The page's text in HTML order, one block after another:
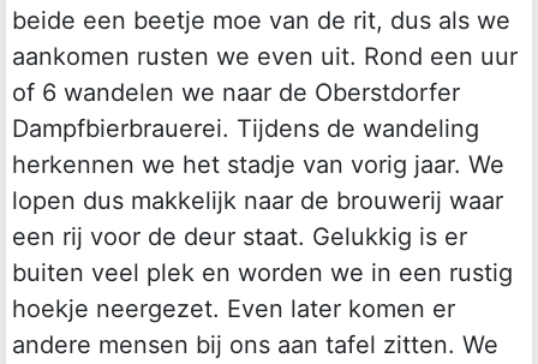
beide een beetje moe van de rit, dus als we
aankomen rusten we even uit. Rond een uur
of 6 wandelen we naar de Oberstdorfer
Dampfbierbrauerei. Tijdens de wandeling
herkennen we het stadje van vorig jaar. We
lopen dus makkelijk naar de brouwerij waar
een rij voor de deur staat. Gelukkig is er
buiten veel plek en worden we in een rustig
hoekje neergezet. Even later komen er
andere mensen bij ons aan tafel zitten. We